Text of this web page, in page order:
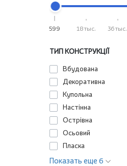
599 18 тыс. 36 тыс.
ТИП КОНСТРУКЦІЇ
Вбудована
Декоративна
Купольна
Настінна
Острівна
Осьовий
Пласка
Показать еще 6